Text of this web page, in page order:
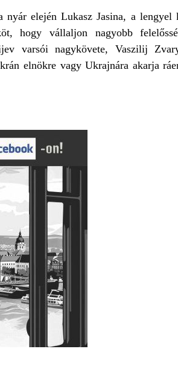
elején Lukasz Jasina, a
hogy vállaljon nagyobb
varsói nagykövete, Vaszilij
elnökre vagy Ukrajnára akarja